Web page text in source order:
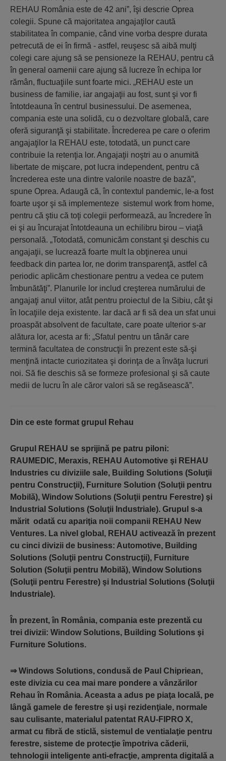
REHAU România este de 42 ani”, îşi descrie Oprea
colegii. Spune că majoritatea angajaţilor caută
stabilitatea în companie, când vine vorba despre durata
petrecută de ei în firmă - astfel, reuşesc să aibă mulţi
colegi care ajung să se pensioneze la REHAU, pentru că
în general oamenii care ajung să lucreze în echipa lor
rămân, fluctuaţiile sunt foarte mici. „REHAU este un
business de familie, iar angajaţii au fost, sunt şi vor fi
întotdeauna în centrul businessului. De asemenea,
compania este una solidă, cu o dezvoltare globală, care
oferă siguranţă şi stabilitate. Încrederea pe care o oferim
angajaţilor la REHAU este, totodată, un punct care
contribuie la retenţia lor. Angajaţii noştri au o anumită
libertate de mişcare, pot lucra independent, pentru că
încrederea este una dintre valorile noastre de bază”,
spune Oprea. Adaugă că, în contextul pandemic, le-a fost
foarte uşor şi să implementeze sistemul work from home,
pentru că ştiu că toţi colegii performează, au încredere în
ei şi au încurajat întotdeauna un echilibru birou – viaţă
personală. „Totodată, comunicăm constant şi deschis cu
angajaţii, se lucrează foarte mult la obţinerea unui
feedback din partea lor, ne dorim transparenţă, astfel că
periodic aplicăm chestionare pentru a vedea ce putem
îmbunătăţi”. Planurile lor includ creşterea numărului de
angajaţi anul viitor, atât pentru proiectul de la Sibiu, cât şi
în locaţiile deja existente. Iar dacă ar fi să dea un sfat unui
proaspăt absolvent de facultate, care poate ulterior s-ar
alătura lor, acesta ar fi: „Sfatul pentru un tânăr care
termină facultatea de construcţii în prezent este să-şi
menţină intacte curiozitatea şi dorinţa de a învăţa lucruri
noi. Să fie deschis să se formeze profesional şi să caute
medii de lucru în ale căror valori să se regăsească”.
Din ce este format grupul Rehau
Grupul REHAU se sprijină pe patru piloni:
RAUMEDIC, Meraxis, REHAU Automotive şi REHAU
Industries cu diviziile sale, Building Solutions (Soluţii
pentru Construcţii), Furniture Solution (Soluţii pentru
Mobilă), Window Solutions (Soluţii pentru Ferestre) şi
Industrial Solutions (Soluţii Industriale). Grupul s-a
mărit odată cu apariţia noii companii REHAU New
Ventures. La nivel global, REHAU activează în prezent
cu cinci divizii de business: Automotive, Building
Solutions (Soluţii pentru Construcţii), Furniture
Solution (Soluţii pentru Mobilă), Window Solutions
(Soluţii pentru Ferestre) şi Industrial Solutions (Soluţii
Industriale).
În prezent, în România, compania este prezentă cu
trei divizii: Window Solutions, Building Solutions şi
Furniture Solutions.
⇒Windows Solutions, condusă de Paul Chipriean,
este divizia cu cea mai mare pondere a vânzărilor
Rehau în România. Aceasta a adus pe piaţa locală, pe
lângă gamele de ferestre şi uşi rezidenţiale, normale
sau culisante, materialul patentat RAU-FIPRO X,
armat cu fibră de sticlă, sistemul de ventialaţie pentru
ferestre, sisteme de protecţie împotriva căderii,
tehnologii inteligente anti-efracţie, amprenta digitală a